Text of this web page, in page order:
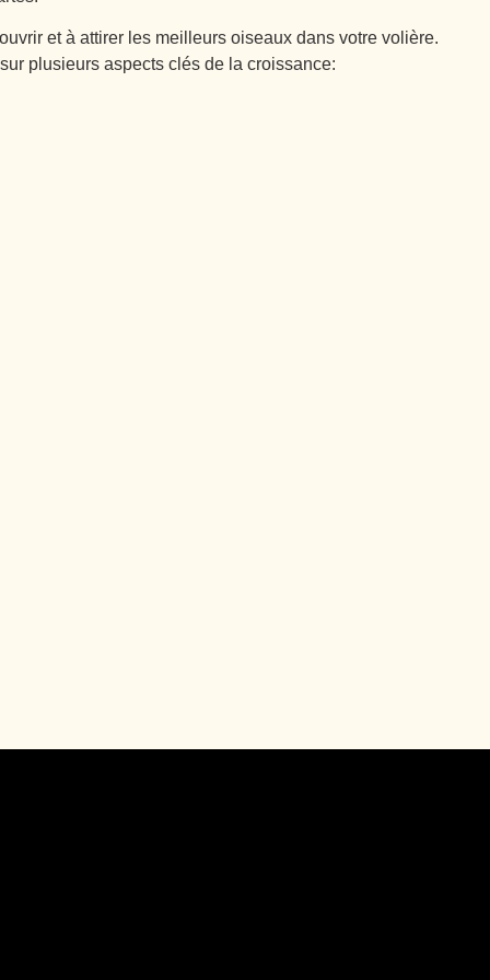
et à attirer les meilleurs oiseaux dans votre volière.
plusieurs aspects clés de la croissance: